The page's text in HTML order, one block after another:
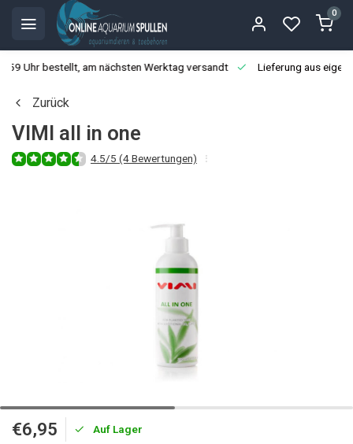
0
Uhr bestellt, am nächsten Werktag versandt Lieferung aus
Zurück
VIMI all in one
4.5/5 (4 Bewertungen)
€6,95 Auf Lager